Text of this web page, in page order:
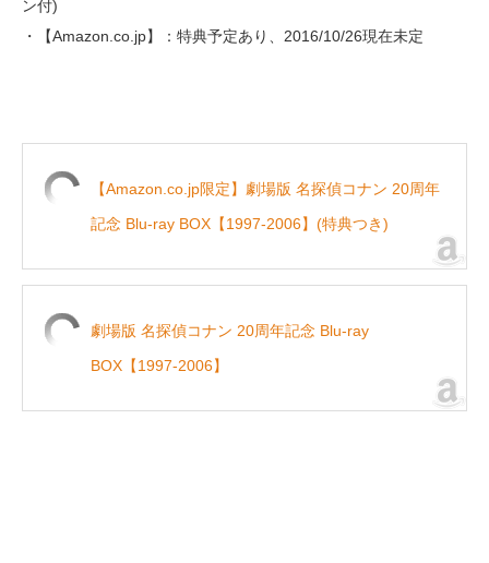
ン付)
・【Amazon.co.jp】：特典予定あり、2016/10/26現在未定
【Amazon.co.jp限定】劇場版 名探偵コナン 20周年
記念 Blu-ray BOX【1997-2006】(特典つき)
劇場版 名探偵コナン 20周年記念 Blu-ray
BOX【1997-2006】